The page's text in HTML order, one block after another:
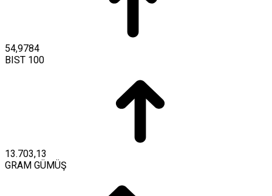
54,9784
BIST 100
13.703,13
GRAM GÜMÜŞ